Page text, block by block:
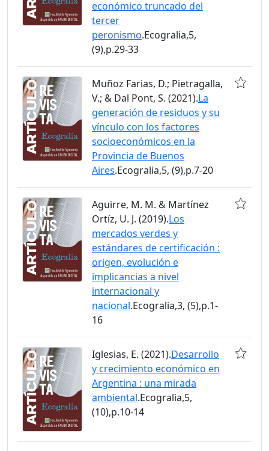
económico truncado del
tercer
peronismo.Ecogralia,5,
(9),p.29-33
Muñoz Farias, D.; Pietragalla,
V.; & Dal Pont, S. (2021).La
generación de residuos y su
vínculo con los factores
socioeconómicos en la
Provincia de Buenos
Aires.Ecogralia,5, (9),p.7-20
Aguirre, M. M. & Martínez
Ortíz, U. J. (2019).Los
mercados verdes y
estándares de certificación :
origen, evolución e
implicancias a nivel
internacional y
nacional.Ecogralia,3, (5),p.1-
16
Iglesias, E. (2021).Desarrollo
y crecimiento económico en
Argentina : una mirada
ambiental.Ecogralia,5,
(10),p.10-14